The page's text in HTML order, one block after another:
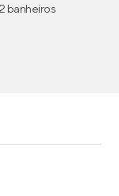
2 banheiros